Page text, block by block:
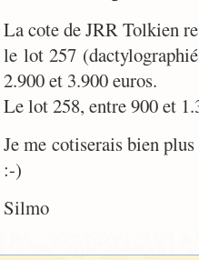
La cote de JRR Tolkien
le lot 257
2.900 et 3.900 euros.
Le lot 258, entre 900 et
Je me cotiserais bien
:-)
Silmo